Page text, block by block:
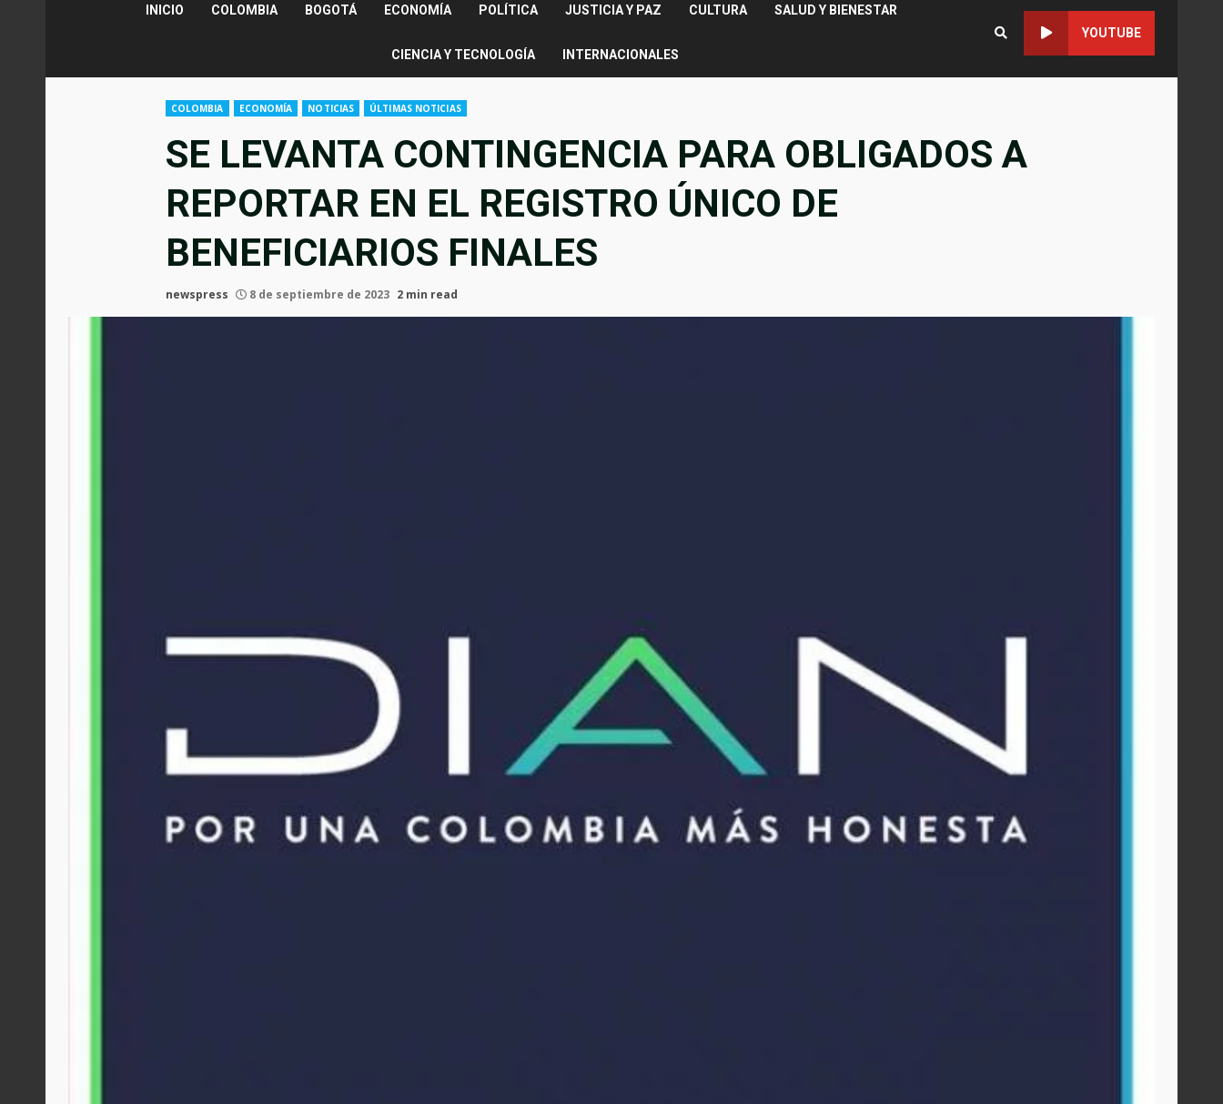
INICIO COLOMBIA BOGOTÁ ECONOMÍA POLÍTICA JUSTICIA Y PAZ CULTURA SALUD Y BIENESTAR
CIENCIA Y TECNOLOGÍA INTERNACIONALES
YOUTUBE
COLOMBIA ECONOMÍA NOTICIAS ÚLTIMAS NOTICIAS
SE LEVANTA CONTINGENCIA PARA OBLIGADOS A
REPORTAR EN EL REGISTRO ÚNICO DE
BENEFICIARIOS FINALES
newspress 8 de septiembre de 2023 2 min read